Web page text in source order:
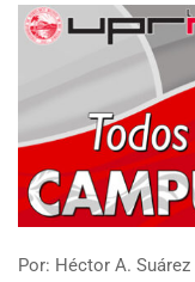
Por: Héctor A.